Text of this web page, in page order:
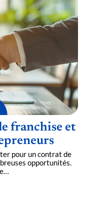
franchise et
pour un contrat de
opportunités.
…